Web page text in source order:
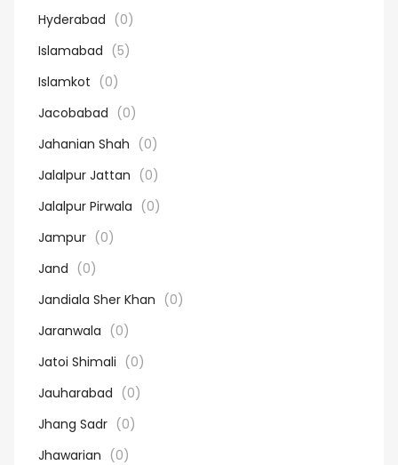
Hyderabad (0)
Islamabad (5)
Islamkot (0)
Jacobabad (0)
Jahanian Shah (0)
Jalalpur Jattan (0)
Jalalpur Pirwala (0)
Jampur (0)
Jand (0)
Jandiala Sher Khan (0)
Jaranwala (0)
Jatoi Shimali (0)
Jauharabad (0)
Jhang Sadr (0)
Jhawarian (0)